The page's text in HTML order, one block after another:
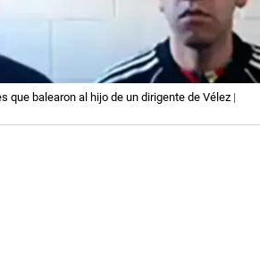
que balearon al hijo de un dirigente de Vélez |